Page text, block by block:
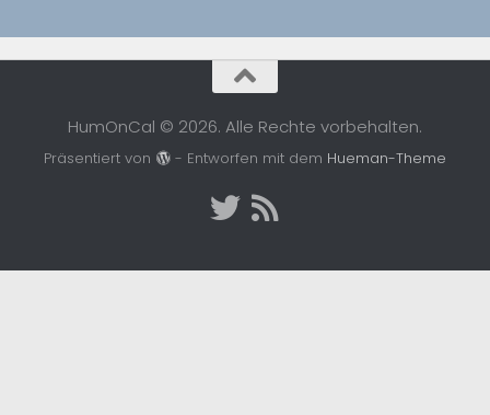
HumOnCal © 2026. Alle Rechte vorbehalten.
Präsentiert von - Entworfen mit dem Hueman-Theme